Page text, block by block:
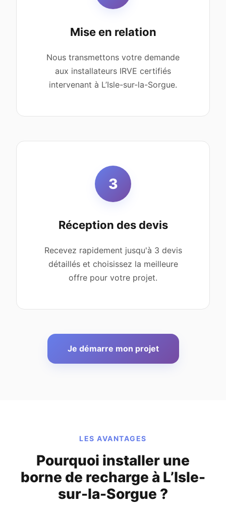
Mise en relation
Nous transmettons votre demande
aux installateurs IRVE certifiés
intervenant à L’Isle-sur-la-Sorgue.
3
Réception des devis
Recevez rapidement jusqu'à 3 devis
détaillés et choisissez la meilleure
offre pour votre projet.
Je démarre mon projet
LES AVANTAGES
Pourquoi installer une
borne de recharge à L’Isle-
sur-la-Sorgue ?